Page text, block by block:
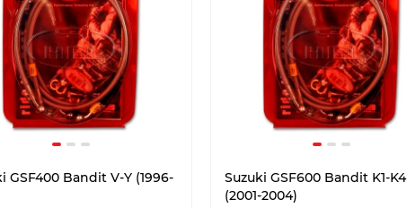
GSF400 Bandit V-Y (1996-
Suzuki GSF600 Bandit K1-K4
(2001-2004)